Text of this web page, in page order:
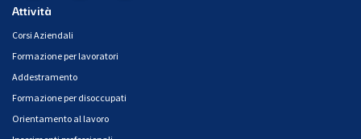
Attività
Corsi Aziendali
Formazione per lavoratori
Addestramento
Formazione per disoccupati
Orientamento al lavoro